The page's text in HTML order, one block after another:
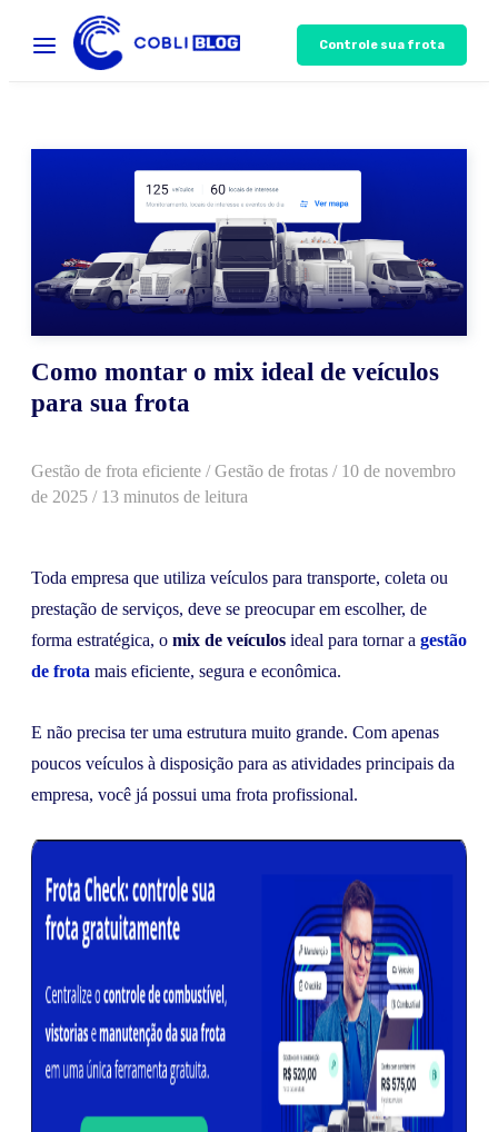
Controle sua frota
Como montar o mix ideal de veículos
para sua frota
Gestão de frota eficiente /Gestão de frotas / 10 de novembro
de 2025 / 13 minutos de leitura
Toda empresa que utiliza veículos para transporte, coleta ou
prestação de serviços, deve se preocupar em escolher, de
forma estratégica, o mix de veículos ideal para tornar a gestão
de frota mais eficiente, segura e econômica.
E não precisa ter uma estrutura muito grande. Com apenas
poucos veículos à disposição para as atividades principais da
empresa, você já possui uma frota profissional.